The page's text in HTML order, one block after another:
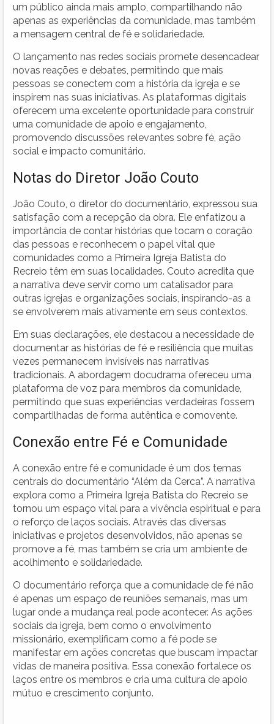
um público ainda mais amplo, compartilhando não
apenas as experiências da comunidade, mas também
a mensagem central de fé e solidariedade.
O lançamento nas redes sociais promete desencadear
novas reações e debates, permitindo que mais
pessoas se conectem com a história da igreja e se
inspirem nas suas iniciativas. As plataformas digitais
oferecem uma excelente oportunidade para construir
uma comunidade de apoio e engajamento,
promovendo discussões relevantes sobre fé, ação
social e impacto comunitário.
Notas do Diretor João Couto
João Couto, o diretor do documentário, expressou sua
satisfação com a recepção da obra. Ele enfatizou a
importância de contar histórias que tocam o coração
das pessoas e reconhecem o papel vital que
comunidades como a Primeira Igreja Batista do
Recreio têm em suas localidades. Couto acredita que
a narrativa deve servir como um catalisador para
outras igrejas e organizações sociais, inspirando-as a
se envolverem mais ativamente em seus contextos.
Em suas declarações, ele destacou a necessidade de
documentar as histórias de fé e resiliência que muitas
vezes permanecem invisíveis nas narrativas
tradicionais. A abordagem docudrama ofereceu uma
plataforma de voz para membros da comunidade,
permitindo que suas experiências verdadeiras fossem
compartilhadas de forma autêntica e comovente.
Conexão entre Fé e Comunidade
A conexão entre fé e comunidade é um dos temas
centrais do documentário “Além da Cerca”. A narrativa
explora como a Primeira Igreja Batista do Recreio se
tornou um espaço vital para a vivência espiritual e para
o reforço de laços sociais. Através das diversas
iniciativas e projetos desenvolvidos, não apenas se
promove a fé, mas também se cria um ambiente de
acolhimento e solidariedade.
O documentário reforça que a comunidade de fé não
é apenas um espaço de reuniões semanais, mas um
lugar onde a mudança real pode acontecer. As ações
sociais da igreja, bem como o envolvimento
missionário, exemplificam como a fé pode se
manifestar em ações concretas que buscam impactar
vidas de maneira positiva. Essa conexão fortalece os
laços entre os membros e cria uma cultura de apoio
mútuo e crescimento conjunto.